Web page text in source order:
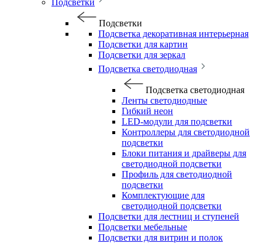
Подсветки
Подсветки
Подсветка декоративная интерьерная
Подсветки для картин
Подсветки для зеркал
Подсветка светодиодная
Подсветка светодиодная
Ленты светодиодные
Гибкий неон
LED-модули для подсветки
Контроллеры для светодиодной
подсветки
Блоки питания и драйверы для
светодиодной подсветки
Профиль для светодиодной
подсветки
Комплектующие для
светодиодной подсветки
Подсветки для лестниц и ступеней
Подсветки мебельные
Подсветки для витрин и полок